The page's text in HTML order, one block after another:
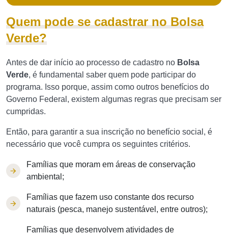
Quem pode se cadastrar no Bolsa
Verde?
Antes de dar início ao processo de cadastro no Bolsa
Verde, é fundamental saber quem pode participar do
programa. Isso porque, assim como outros benefícios do
Governo Federal, existem algumas regras que precisam ser
cumpridas.
Então, para garantir a sua inscrição no benefício social, é
necessário que você cumpra os seguintes critérios.
Famílias que moram em áreas de conservação
ambiental;
Famílias que fazem uso constante dos recurso
naturais (pesca, manejo sustentável, entre outros);
Famílias que desenvolvem atividades de